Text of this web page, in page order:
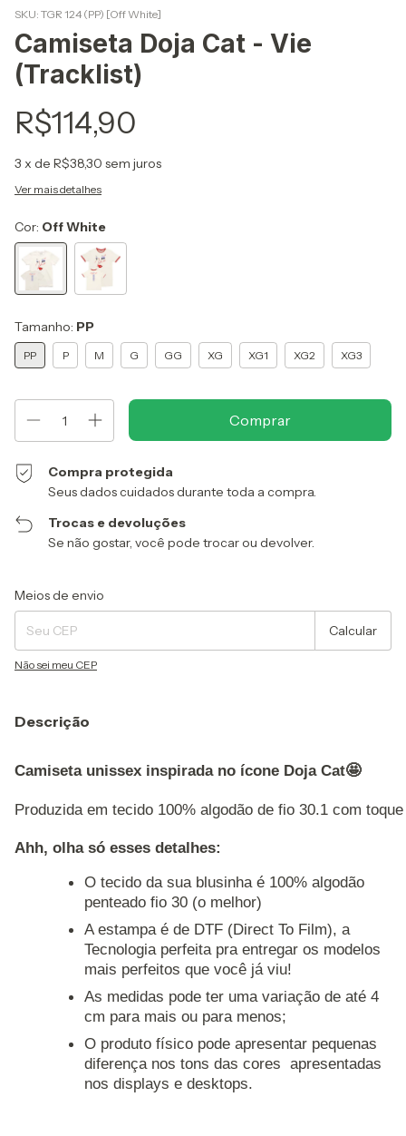
SKU: TGR 124 (PP) [Off White]
Camiseta Doja Cat - Vie
(Tracklist)
R$114,90
3 x de R$38,30 sem juros
Ver mais detalhes
Cor: Off White
Tamanho: PP
PP P M G GG XG XG1 XG2 XG3
Compra protegida
Seus dados cuidados durante toda a compra.
Trocas e devoluções
Se não gostar, você pode trocar ou devolver.
Entregas para o CEP:
Meios de envio
Calcular
Não sei meu CEP
Descrição
Camiseta unissex inspirada no ícone Doja Cat🤩
Produzida em tecido 100% algodão de fio 30.1 com
Ahh, olha só esses detalhes:
O tecido da sua blusinha é 100% algodão
penteado fio 30 (o melhor)
A estampa é de DTF (Direct To Film), a
Tecnologia perfeita pra entregar os modelos
mais perfeitos que você já viu!
As medidas pode ter uma variação de até 4
cm para mais ou para menos;
O produto físico pode apresentar pequenas
diferença nos tons das cores apresentadas
nos displays e desktops.